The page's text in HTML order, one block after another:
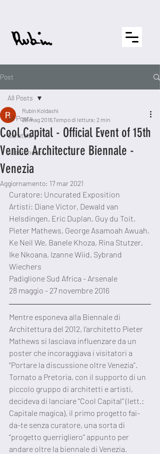
Post
All Posts
Curatela
Allestimenti
All Posts
Cool Capital - Official Event of 15th
Venice Architecture Biennale -
Venezia
Rubin Koldashi
28 mag 2016Tempo di lettura: 2 min
Aggiornamento: 17 mar 2021
Curatore: Uncurated Exposition
Artisti: Diane Victor, Dewald van
Helsdingen, Eric Duplan, Guy du Toit,
Pieter Mathews, George Asamoah Awuah,
Ke Neil We, Banele Khoza, Rina Stutzer,
Ike Nkoana, Izanne Wiid, Sybrand
Wiechers
Padiglione Sud Africa - Arsenale
28 maggio - 27 novembre 2016
Mentre esponeva alla Biennale di
Architettura del 2012, l’architetto Pieter
Mathews si lasciava influenzare da un
poster che incoraggiava i visitatori a
“Portare la discussione oltre Venezia”.
Tornato a Pretoria, con il supporto di un
piccolo gruppo di architetti e artisti,
decideva di lanciare “Cool Capital” (lett.:
Capitale magica), il primo progetto fai-
da-te senza curatore, una sorta di
“progetto guerrigliero” appunto per
andare oltre la biennale di Venezia.